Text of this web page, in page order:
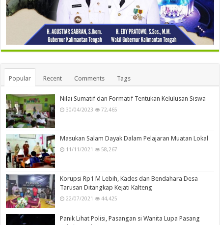
Popular Recent Comments Tags
Nilai Sumatif dan Formatif Tentukan Kelulusan Siswa
30/04/2023 72,465
Masukan Salam Dayak Dalam Pelajaran Muatan Lokal
11/11/2021 58,267
Korupsi Rp1 M Lebih, Kades dan Bendahara Desa
Tarusan Ditangkap Kejati Kalteng
22/07/2021 44,425
Panik Lihat Polisi, Pasangan si Wanita Lupa Pasang